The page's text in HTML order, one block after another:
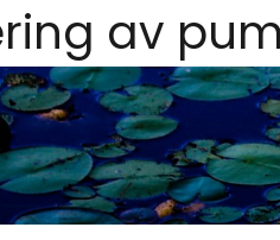
av